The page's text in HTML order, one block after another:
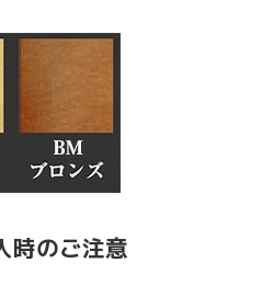
時のご注意